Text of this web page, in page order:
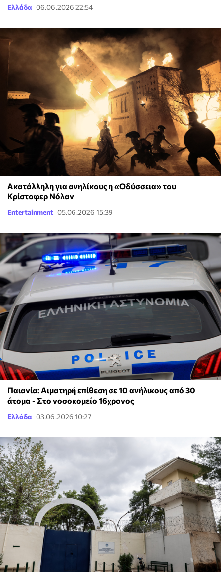
Ελλάδα 06.06.2026 22:54
Ακατάλληλη για ανηλίκους η «Οδύσσεια» του
Κρίστοφερ Νόλαν
Entertainment 05.06.2026 15:39
Παιανία: Αιματηρή επίθεση σε 10 ανήλικους από 30
άτομα - Στο νοσοκομείο 16χρονος
Ελλάδα 03.06.2026 10:27